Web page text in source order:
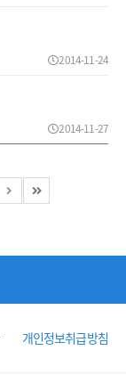
2014-11-24
2014-11-27
개인정보취급방침